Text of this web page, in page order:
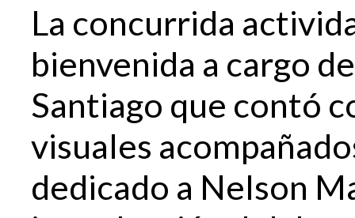
La concurrida
bienvenida a cargo
Santiago que contó
visuales
dedicado a Nelson